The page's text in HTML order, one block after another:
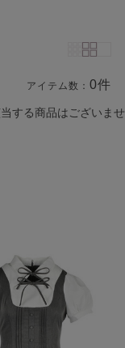
アイテム数：0件
する商品はございませ